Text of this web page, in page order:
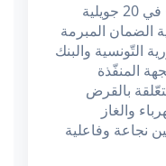
قانـون عدد 15 لسنة 2026 مؤرخ في 20 جويلية
الضمان المبرمة
بين الجمهورية التّونسية والبنك
المنفّذة
بالقرض
والغاز
نجاعة وفاعلية